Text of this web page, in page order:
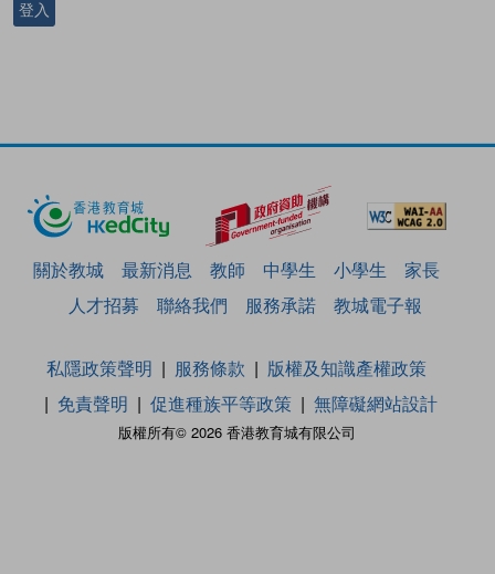
登入
關於教城 最新消息 教師 中學生 小學生
家長
人才招募
聯絡我們 服務承諾 教城電子報
版權所有© 2026 香港教育城有限公司
私隱政策聲明 服務條款
版權及知識產權政策
免責聲明
促進種族平等政策 無障礙網站設計